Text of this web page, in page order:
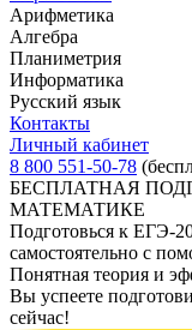
Арифметика
Алгебра
Планиметрия
Информатика
Русский язык
Контакты
Личный кабинет
8 800 551-50-78
БЕСПЛАТНАЯ
МАТЕМАТИКЕ
Подготовься к ЕГЭ-
самостоятельно с
Понятная теория и
Вы успеете
сейчас!